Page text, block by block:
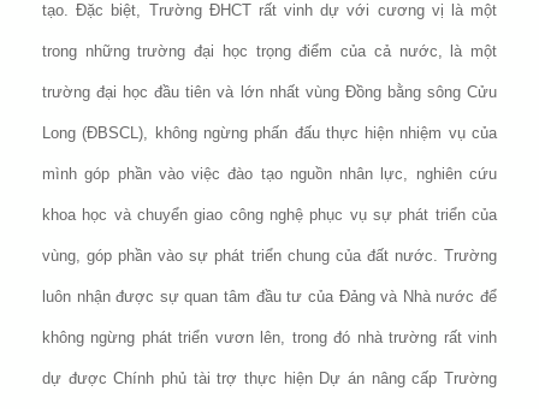
tạo. Đặc biệt, Trường ĐHCT rất vinh dự với cương vị là một
trong những trường đại học trọng điểm của cả nước, là một
trường đại học đầu tiên và lớn nhất vùng Đồng bằng sông Cửu
Long (ĐBSCL), không ngừng phấn đấu thực hiện nhiệm vụ của
mình góp phần vào việc đào tạo nguồn nhân lực, nghiên cứu
khoa học và chuyển giao công nghệ phục vụ sự phát triển của
vùng, góp phần vào sự phát triển chung của đất nước. Trường
luôn nhận được sự quan tâm đầu tư của Đảng và Nhà nước để
không ngừng phát triển vươn lên, trong đó nhà trường rất vinh
dự được Chính phủ tài trợ thực hiện Dự án nâng cấp Trường